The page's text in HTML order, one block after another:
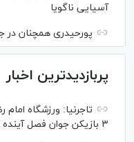
آسیایی ناگویا
پورحیدری همچنان در
پربازدیدترین اخبار
تاجرنیا: ورزشگاه
۳ بازیکن جوان فصل آینده فیکس ترکیب می‌شوند